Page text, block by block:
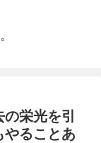
栄光を引
やることあ